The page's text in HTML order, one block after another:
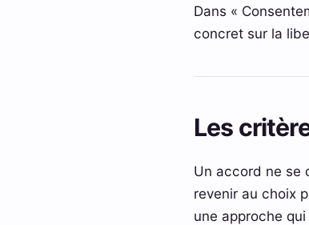
Dans «
concret sur la
Les
Un accord ne se
revenir au choix
une approche